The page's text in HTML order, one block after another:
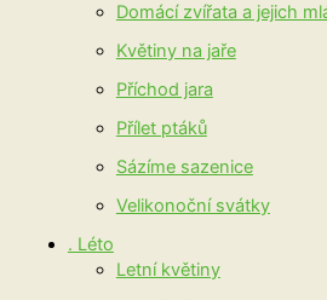
Domácí zvířata a jejich
Květiny na jaře
Příchod jara
Přílet ptáků
Sázíme sazenice
Velikonoční svátky
. Léto
Letní květiny